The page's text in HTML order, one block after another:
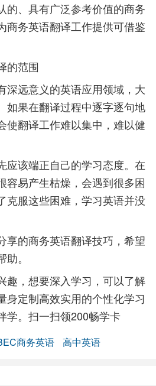
的、具有广泛参考价值的商务
商务英语翻译工作提供可借鉴
的范围
深远意义的英语应用领域，大
如果在翻译过程中逐字逐句地
使翻译工作难以集中，难以健
应该端正自己的学习态度。在
容易产生枯燥，会遇到很多困
克服这些困难，学习英语并没
享的商务英语翻译技巧，希望
。
趣，想要深入学习，可以了解
身定制高效实用的个性化学习
学。扫一扫领200畅学卡
商务英语 高中英语